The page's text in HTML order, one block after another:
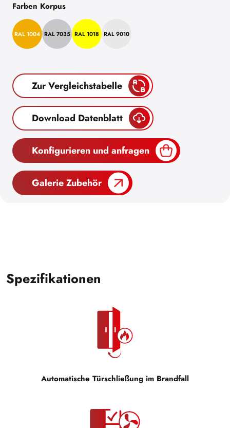
Farben Korpus
RAL 1004 RAL 7035 RAL 1018 RAL 9010
Zur Vergleichstabelle
Download Datenblatt
Konfigurieren und anfragen
Galerie Zubehör
Spezifikationen
Automatische Türschließung im Brandfall